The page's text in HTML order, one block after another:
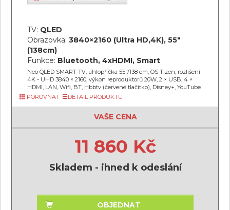
TV: QLED
Obrazovka: 3840×2160 (Ultra HD,4K), 55"
(138cm)
Funkce: Bluetooth, 4xHDMI, Smart
Neo QLED SMART TV, úhlopříčka 55"/138 cm, OS Tizen, rozlišení
4K - UHD 3840 × 2160, výkon reproduktorů 20W, 2 × USB, 4 ×
HDMI, LAN, Wifi, BT, Hbbtv (červené tlačítko), Disney+, YouTube
POROVNAT
DETAIL PRODUKTU
VAŠE CENA
11 860 Kč
Skladem - ihned k odeslání
OBJEDNAT